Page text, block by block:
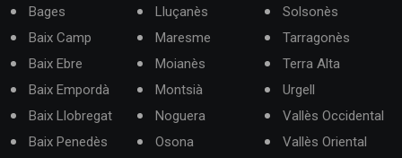
Bages
Baix Camp
Baix Ebre
Baix Empordà
Baix Llobregat
Baix Penedès
Lluçanès
Maresme
Moianès
Montsià
Noguera
Osona
Solsonès
Tarragonès
Terra Alta
Urgell
Vallès Occidental
Vallès Oriental